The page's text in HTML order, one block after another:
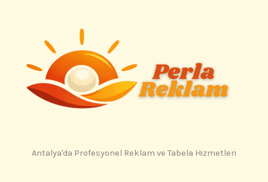
Antalya'da Profesyonel Reklam ve Tabela Hizmetleri